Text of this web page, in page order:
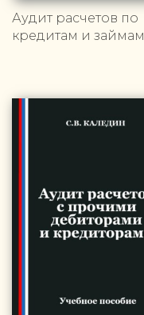
Аудит расчетов по
кредитам и займам